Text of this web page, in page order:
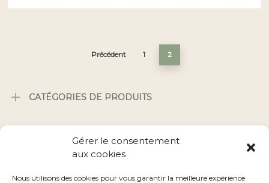
Gérer le consentement
aux cookies
Nous utilisons des cookies pour vous garantir la meilleure expérience
Précédent 1 2
CATÉGORIES DE PRODUITS
Conditions générales–Nos revendeurs